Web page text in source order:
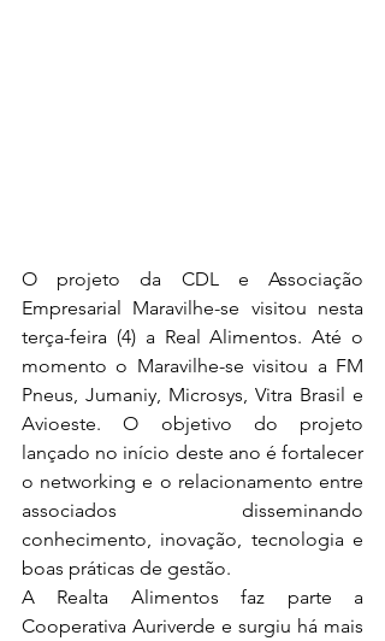
O projeto da CDL e Associação
Empresarial Maravilhe-se visitou nesta
terça-feira (4) a Real Alimentos. Até o
momento o Maravilhe-se visitou a FM
Pneus, Jumaniy, Microsys, Vitra Brasil e
Avioeste. O objetivo do projeto
lançado no início deste ano é fortalecer
o networking e o relacionamento entre
associados disseminando
conhecimento, inovação, tecnologia e
boas práticas de gestão.
A Realta Alimentos faz parte a
Cooperativa Auriverde e surgiu há mais